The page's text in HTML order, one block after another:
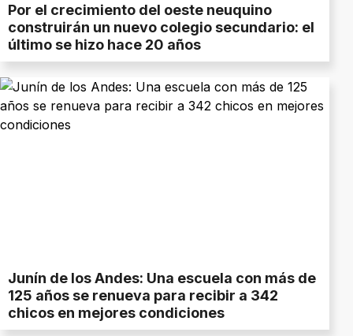
Por el crecimiento del oeste neuquino
construirán un nuevo colegio secundario: el
último se hizo hace 20 años
Junín de los Andes: Una escuela con más de
125 años se renueva para recibir a 342
chicos en mejores condiciones